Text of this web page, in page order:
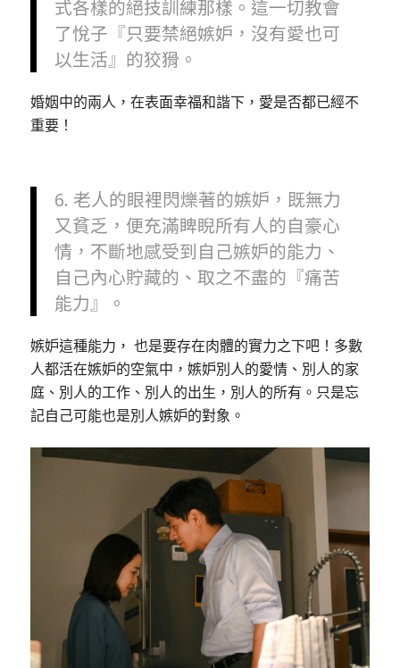
式各樣的絕技訓練那樣。這一切教會
了悅子『只要禁絕嫉妒，沒有愛也可
以生活』的狡猾。
婚姻中的兩人，在表面幸福和諧下，愛是否都已經不
重要！
6. 老人的眼裡閃爍著的嫉妒，既無力
又貧乏，便充滿睥睨所有人的自豪心
情，不斷地感受到自己嫉妒的能力、
自己內心貯藏的、取之不盡的『痛苦
能力』。
嫉妒這種能力， 也是要存在肉體的實力之下吧！多數
人都活在嫉妒的空氣中，嫉妒別人的愛情、別人的家
庭、別人的工作、別人的出生，別人的所有。只是忘
記自己可能也是別人嫉妒的對象。